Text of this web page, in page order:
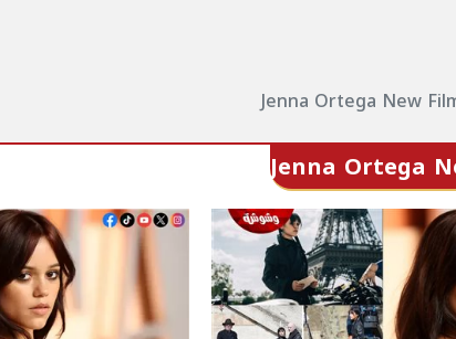
Jenna Ortega New
Jenna Ortega